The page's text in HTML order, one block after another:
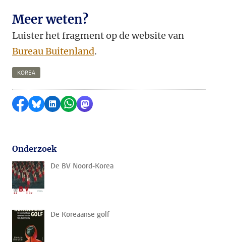
Meer weten?
Luister het fragment op de website van
Bureau Buitenland.
KOREA
Delen op Facebook
Delen via Bluesky
Delen op LinkedIn
Delen via WhatsApp
Delen via Mastodon
Onderzoek
De BV Noord-Korea
De Koreaanse golf